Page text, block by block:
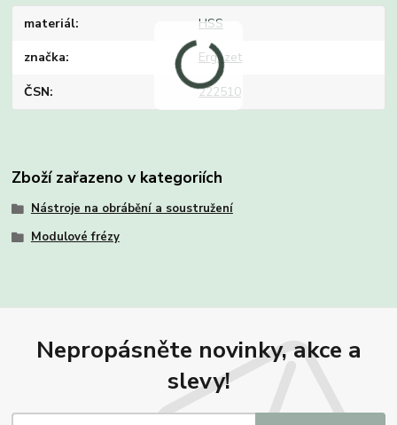
materiál HSS
značka Ergozet
ČSN 222510
Zboží zařazeno v kategoriích
Nástroje na obrábění a soustružení
Modulové frézy
Nepropásněte novinky, akce a
slevy!